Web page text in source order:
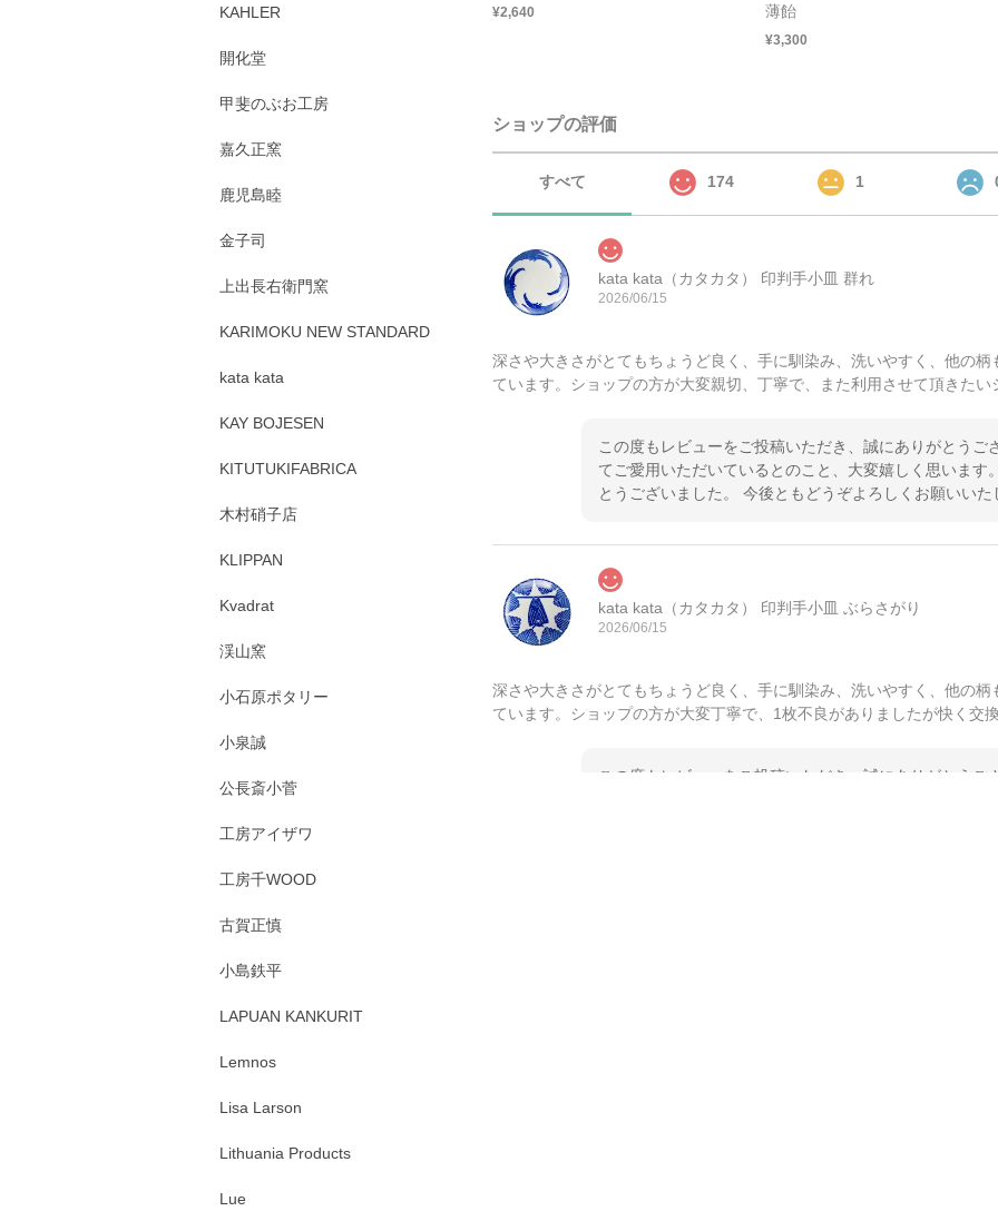
¥2,640
薄飴
¥3,300
ショップの評価
すべて 174 1
kata kata（カタカタ） 印判手小皿 群れ
2026/06/15
深さや大きさがとてもちょうど良く、手に馴染み、洗いやすく、他の
ています。ショップの方が大変親切、丁寧で、また利用させて頂きたい
この度もレビューをご投稿いただき、誠にありがとうご
てご愛用いただいているとのこと、大変嬉しく思います
とうございました。 今後ともどうぞよろしくお願いいた
kata kata（カタカタ） 印判手小皿 ぶらさがり
2026/06/15
深さや大きさがとてもちょうど良く、手に馴染み、洗いやすく、他の
ています。ショップの方が大変丁寧で、1枚不良がありましたが快く交
この度もレビューをご投稿いただき、誠にありがとう
KAHLER
開化堂
甲斐のぶお工房
嘉久正窯
鹿児島睦
金子司
上出長右衛門窯
KARIMOKU NEW STANDARD
kata kata
KAY BOJESEN
KITUTUKIFABRICA
木村硝子店
KLIPPAN
Kvadrat
渓山窯
小石原ポタリー
小泉誠
公長斎小菅
工房アイザワ
工房千WOOD
古賀正慎
小島鉄平
LAPUAN KANKURIT
Lemnos
Lisa Larson
Lithuania Products
Lue